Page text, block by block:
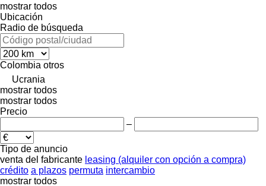
mostrar todos
Ubicación
Radio de búsqueda
Colombia otros
Ucrania
mostrar todos
mostrar todos
Precio
–
Tipo de anuncio
venta del fabricante leasing (alquiler con opción a compra)
crédito a plazos permuta intercambio
mostrar todos